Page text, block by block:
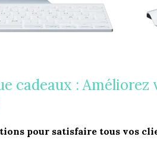
cadeaux : Améliorez
pour satisfaire tous vos